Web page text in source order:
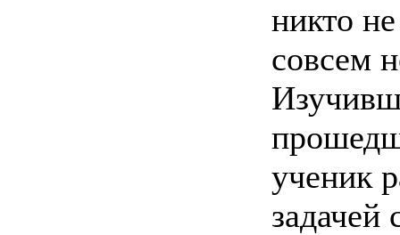
никто
совсем
ученик
задачей